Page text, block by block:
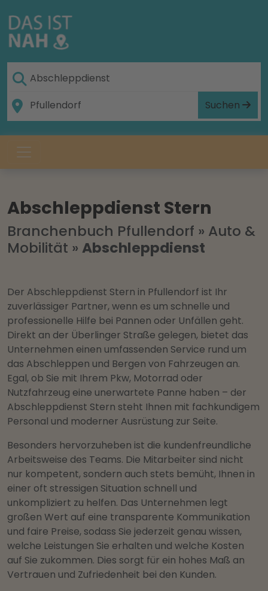
Suchen
Abschleppdienst Stern
Branchenbuch Pfullendorf » Auto &
Mobilität » Abschleppdienst
Der Abschleppdienst Stern in Pfullendorf ist Ihr
zuverlässiger Partner, wenn es um schnelle und
professionelle Hilfe bei Pannen oder Unfällen geht.
Direkt an der Überlinger Straße gelegen, bietet das
Unternehmen einen umfassenden Service rund um
das Abschleppen und Bergen von Fahrzeugen an.
Egal, ob Sie mit Ihrem Pkw, Motorrad oder
Nutzfahrzeug eine unerwartete Panne haben – der
Abschleppdienst Stern steht Ihnen mit fachkundigem
Personal und moderner Ausrüstung zur Seite.
Besonders hervorzuheben ist die kundenfreundliche
Arbeitsweise des Teams. Die Mitarbeiter sind nicht
nur kompetent, sondern auch stets bemüht, Ihnen in
einer oft stressigen Situation schnell und
unkompliziert zu helfen. Das Unternehmen legt
großen Wert auf eine transparente Kommunikation
und faire Preise, sodass Sie jederzeit genau wissen,
welche Leistungen Sie erhalten und welche Kosten
auf Sie zukommen. Dies sorgt für ein hohes Maß an
Vertrauen und Zufriedenheit bei den Kunden.